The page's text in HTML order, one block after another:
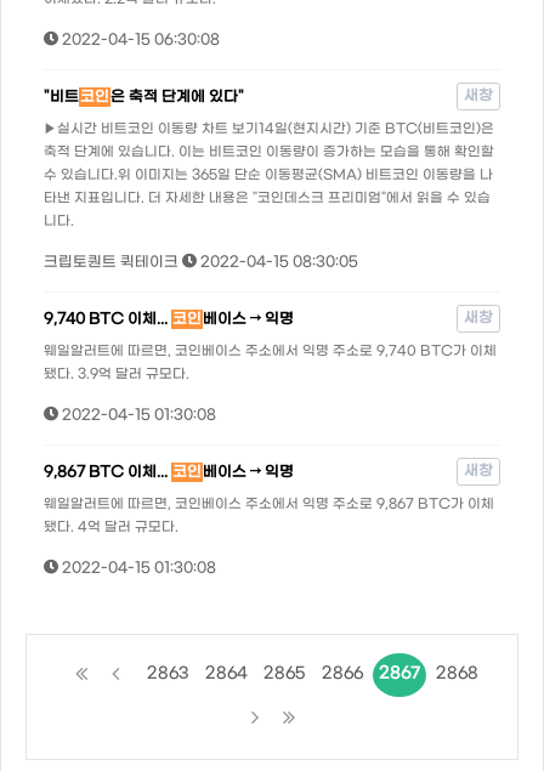
2022-04-15 06:30:08
"비트코인은 축적 단계에 있다" 새창
▶실시간 비트코인 이동량 차트 보기14일(현지시간) 기준 BTC(비트코인)은
축적 단계에 있습니다. 이는 비트코인 이동량이 증가하는 모습을 통해 확인할
수 있습니다.위 이미지는 365일 단순 이동평균(SMA) 비트코인 이동량을 나
타낸 지표입니다. 더 자세한 내용은 "코인데스크 프리미엄"에서 읽을 수 있습
니다.
크립토퀀트 퀵테이크 2022-04-15 08:30:05
9,740 BTC 이체... 코인 베이스 → 익명 새창
웨일알러트에 따르면, 코인베이스 주소에서 익명 주소로 9,740 BTC가 이체
됐다. 3.9억 달러 규모다.
2022-04-15 01:30:08
9,867 BTC 이체... 코인 베이스 → 익명 새창
웨일알러트에 따르면, 코인베이스 주소에서 익명 주소로 9,867 BTC가 이체
됐다. 4억 달러 규모다.
2022-04-15 01:30:08
2863 2864 2865 2866 2867 2868